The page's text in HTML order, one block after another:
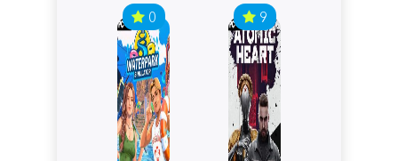
0 9